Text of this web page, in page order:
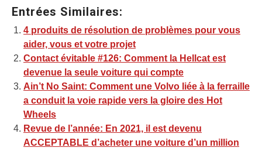
Entrées Similaires:
4 produits de résolution de problèmes pour vous
aider, vous et votre projet
Contact évitable #126: Comment la Hellcat est
devenue la seule voiture qui compte
Ain’t No Saint: Comment une Volvo liée à la ferraille
a conduit la voie rapide vers la gloire des Hot
Wheels
Revue de l’année: En 2021, il est devenu
ACCEPTABLE d’acheter une voiture d’un million